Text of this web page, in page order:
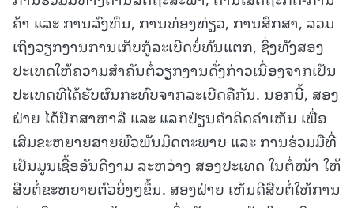
ຄ້າ ແລະ ການລົງທຶນ, ການທ່ອງທ່ຽວ, ການສຶກສາ, ລວມ
ເຖິງວຽກງານການເກັບກູ້ລະເບີດບໍ່ທັນແຕກ, ຊຶ່ງທັງສອງ
ປະເທດໃຫ້ຄວາມສໍາຄັນຕໍ່ວຽກງານດັ່ງກ່າວເນື່ອງຈາກເປັນ
ປະເທດທີ່ໄດ້ຮັບຜົນກະທົບຈາກລະເບີດຄືກັນ. ນອກນີ້, ສອງ
ຝ່າຍ ໄດ້ປຶກສາຫາລື ແລະ ແລກປ່ຽນຄຳຄິດຄຳເຫັນ ເພື່ອ
ເສີມຂະຫຍາຍສາຍພົວພັນມິດຕະພາບ ແລະ ການຮ່ວມມືທີ່
ເປັນມູນເຊື້ອອັນດີງາມ ລະຫວ່າງ ສອງປະເທດ ໃນຕໍ່ໜ້າ ໃຫ້
ສືບຕໍ່ຂະຫຍາຍຕົວຍິ່ງໆຂຶ້ນ. ສອງຝ່າຍ ເຫັນດີສືບຕໍ່ໃຫ້ການ